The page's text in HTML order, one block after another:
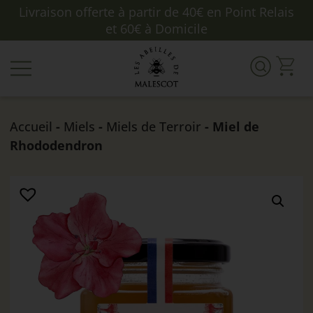
Livraison offerte à partir de 40€ en Point Relais
et 60€ à Domicile
Accueil - Miels - Miels de Terroir - Miel de
Rhododendron